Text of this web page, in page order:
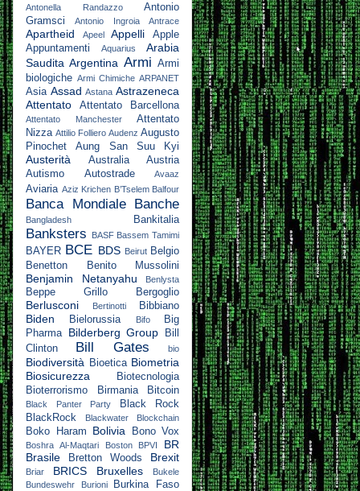
Antonella Randazzo
Antonio
Gramsci
Antonio Ingroia Antrace
Apartheid Apeel Appelli
Apple
Appuntamenti
Aquarius
Arabia
Saudita Argentina Armi Armi
biologiche Armi Chimiche ARPANET
Asia Assad Astana Astrazeneca
Attentato
Attentato Barcellona
Attentato Manchester
Attentato
Nizza Attilio Folliero Audenz Augusto
Pinochet
Aung San Suu Kyi
Austerità Australia
Austria
Autismo
Autostrade Avaaz
Aviaria Aziz Krichen B’Tselem Balfour
Banca Mondiale Banche
Bangladesh Bankitalia
Banksters BASF Bassem Tamimi
BAYER BCE BDS Beirut Belgio
Benetton
Benito Mussolini
Benjamin Netanyahu Benlysta
Beppe Grillo Bergoglio
Berlusconi Bertinotti Bibbiano
Biden Bielorussia Bifo
Big
Pharma
Bilderberg Group
Bill
Clinton
Bill Gates bio
Biodiversità Bioetica Biometria
Biosicurezza
Biotecnologia
Bioterrorismo
Birmania Bitcoin
Black Panter Party
Black Rock
BlackRock
Blackwater Blockchain
Boko Haram Bolivia Bono Vox
Boshra Al-Maqtari Boston BPVI
BR
Brasile
Bretton Woods Brexit
Briar BRICS Bruxelles
Bukele
Bundeswehr
Burioni
Burkina Faso